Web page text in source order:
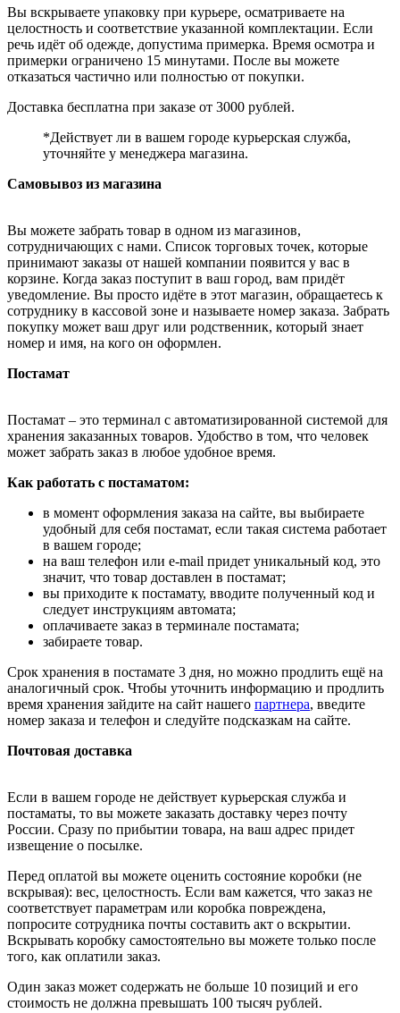
Вы вскрываете упаковку при курьере, осматриваете на
целостность и соответствие указанной комплектации. Если
речь идёт об одежде, допустима примерка. Время осмотра и
примерки ограничено 15 минутами. После вы можете
отказаться частично или полностью от покупки.
Доставка бесплатна при заказе от 3000 рублей.
*Действует ли в вашем городе курьерская служба,
уточняйте у менеджера магазина.
Самовывоз из магазина
Вы можете забрать товар в одном из магазинов,
сотрудничающих с нами. Список торговых точек, которые
принимают заказы от нашей компании появится у вас в
корзине. Когда заказ поступит в ваш город, вам придёт
уведомление. Вы просто идёте в этот магазин, обращаетесь к
сотруднику в кассовой зоне и называете номер заказа. Забрать
покупку может ваш друг или родственник, который знает
номер и имя, на кого он оформлен.
Постамат
Постамат – это терминал с автоматизированной системой для
хранения заказанных товаров. Удобство в том, что человек
может забрать заказ в любое удобное время.
Как работать с постаматом:
в момент оформления заказа на сайте, вы выбираете
удобный для себя постамат, если такая система работает
в вашем городе;
на ваш телефон или e-mail придет уникальный код, это
значит, что товар доставлен в постамат;
вы приходите к постамату, вводите полученный код и
следует инструкциям автомата;
оплачиваете заказ в терминале постамата;
забираете товар.
Срок хранения в постамате 3 дня, но можно продлить ещё на
аналогичный срок. Чтобы уточнить информацию и продлить
время хранения зайдите на сайт нашего партнера, введите
номер заказа и телефон и следуйте подсказкам на сайте.
Почтовая доставка
Если в вашем городе не действует курьерская служба и
постаматы, то вы можете заказать доставку через почту
России. Сразу по прибытии товара, на ваш адрес придет
извещение о посылке.
Перед оплатой вы можете оценить состояние коробки (не
вскрывая): вес, целостность. Если вам кажется, что заказ не
соответствует параметрам или коробка повреждена,
попросите сотрудника почты составить акт о вскрытии.
Вскрывать коробку самостоятельно вы можете только после
того, как оплатили заказ.
Один заказ может содержать не больше 10 позиций и его
стоимость не должна превышать 100 тысяч рублей.